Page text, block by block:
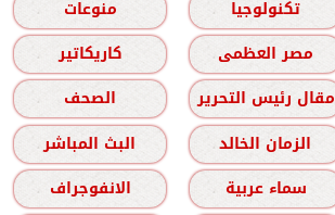
تكنولوجيا
منوعات
مصر العظمى
كاريكاتير
مقال رئيس التحرير
الصحف
الزمان الخالد
البث المباشر
سماء عربية الانفوجراف